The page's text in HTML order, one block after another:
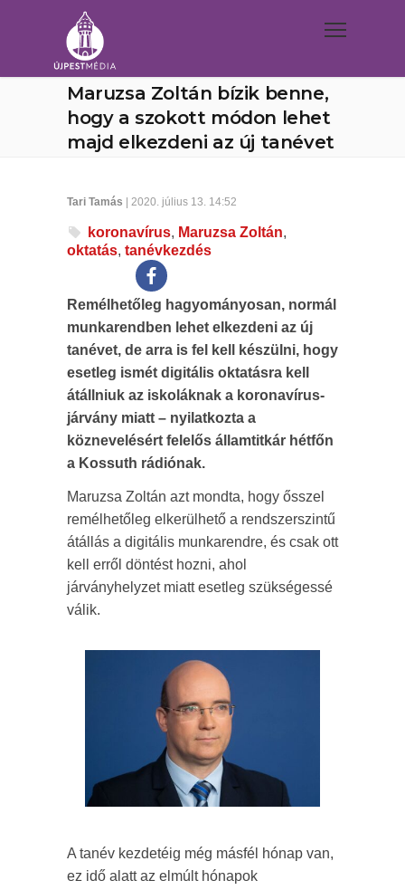
Maruzsa Zoltán bízik benne,
hogy a szokott módon lehet
majd elkezdeni az új tanévet
Tari Tamás | 2020. július 13. 14:52
koronavírus, Maruzsa Zoltán,
oktatás, tanévkezdés
Remélhetőleg hagyományosan, normál
munkarendben lehet elkezdeni az új
tanévet, de arra is fel kell készülni, hogy
esetleg ismét digitális oktatásra kell
átállniuk az iskoláknak a koronavírus-
járvány miatt – nyilatkozta a
köznevelésért felelős államtitkár hétfőn
a Kossuth rádiónak.
Maruzsa Zoltán azt mondta, hogy ősszel
remélhetőleg elkerülhető a rendszerszintű
átállás a digitális munkarendre, és csak ott
kell erről döntést hozni, ahol
járványhelyzet miatt esetleg szükségessé
válik.
A tanév kezdetéig még másfél hónap van,
ez idő alatt az elmúlt hónapok